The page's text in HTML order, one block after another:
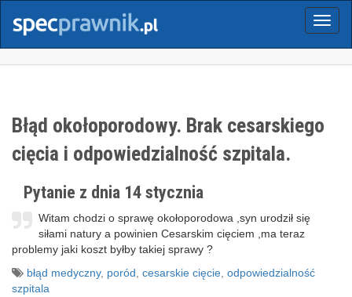
Menu
Błąd okołoporodowy. Brak cesarskiego
cięcia i odpowiedzialność szpitala.
Pytanie z dnia 14 stycznia
Witam chodzi o sprawę okołoporodowa ,syn urodził się
siłami natury a powinien Cesarskim cięciem ,ma teraz
problemy jaki koszt byłby takiej sprawy ?
błąd medyczny, poród cesarskie cięcie odpowiedzialność
szpitala